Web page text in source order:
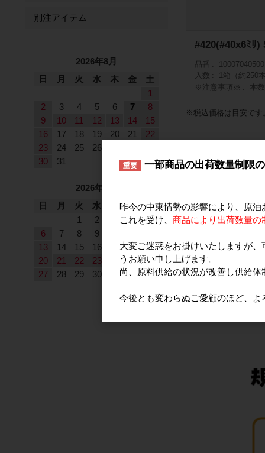
#420(#40x6ﾐﾘ)
品番
10007040500
入数
1箱（約250
※注意事項※
本
※税込価格は目安です
別注アイテム
2026年8月
日
月 火 水 木 金
土
1
2
3 4 5 6 7
8
9
10 11 12 13 14
15
16
17 18 19 20 21
22
23
24 25 26
30
31
2026年9月
日
月 火 水 金
土
1
2 4
5
6
7 8 9
13
14 15 16 18
19
20
21 22 23 25
26
27
28 29 30
重要 一部商品の出荷数量制限
昨今の中東情勢の影響により、原
これを受け、 商品により出荷数量
大変ご迷惑をお掛けいたしますが
うお願い申し上げます。
尚、原料供給の状況が改善し供給
今後とも変わらぬご愛顧のほど、